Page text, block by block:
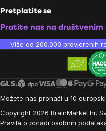
Pretplatite se
Pratite nas na društvenim
Više od 200.000 provjerenih
Možete nas pronaći u 10
Copyright 2026 BrainMarket.hr.
Pravila o obradi osobnih